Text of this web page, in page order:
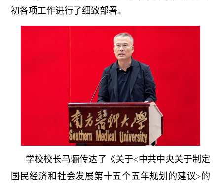
初各项工作进行了细致部署。
学校校长马骊传达了《关于<中共中央关于制定
国民经济和社会发展第十五个五年规划的建议>的